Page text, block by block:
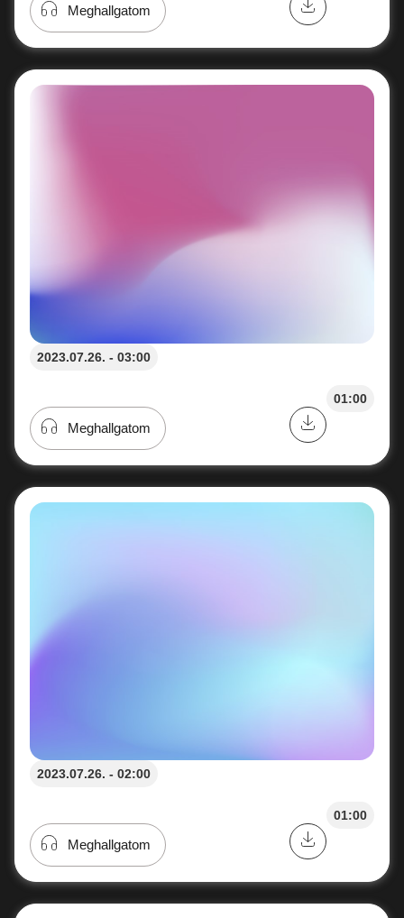
Meghallgatom
2023.07.26. - 03:00
01:00
Meghallgatom
2023.07.26. - 02:00
01:00
Meghallgatom